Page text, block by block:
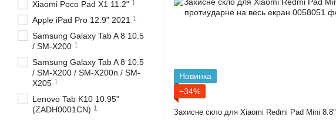
Новинка
−34%
Захисне скло для Xiaomi Redmi Pad Mini 8.8"
Xiaomi Poco Pad X1 11.2" 1
Apple iPad Pro 12.9" 2021 1
Samsung Galaxy Tab A 8 10.5
/ SM-X200 1
Samsung Galaxy Tab A 8 10.5
/ SM-X200 / SM-X200n / SM-
X205 1
Lenovo Tab K10 10.95"
(ZADH0001CN) 1